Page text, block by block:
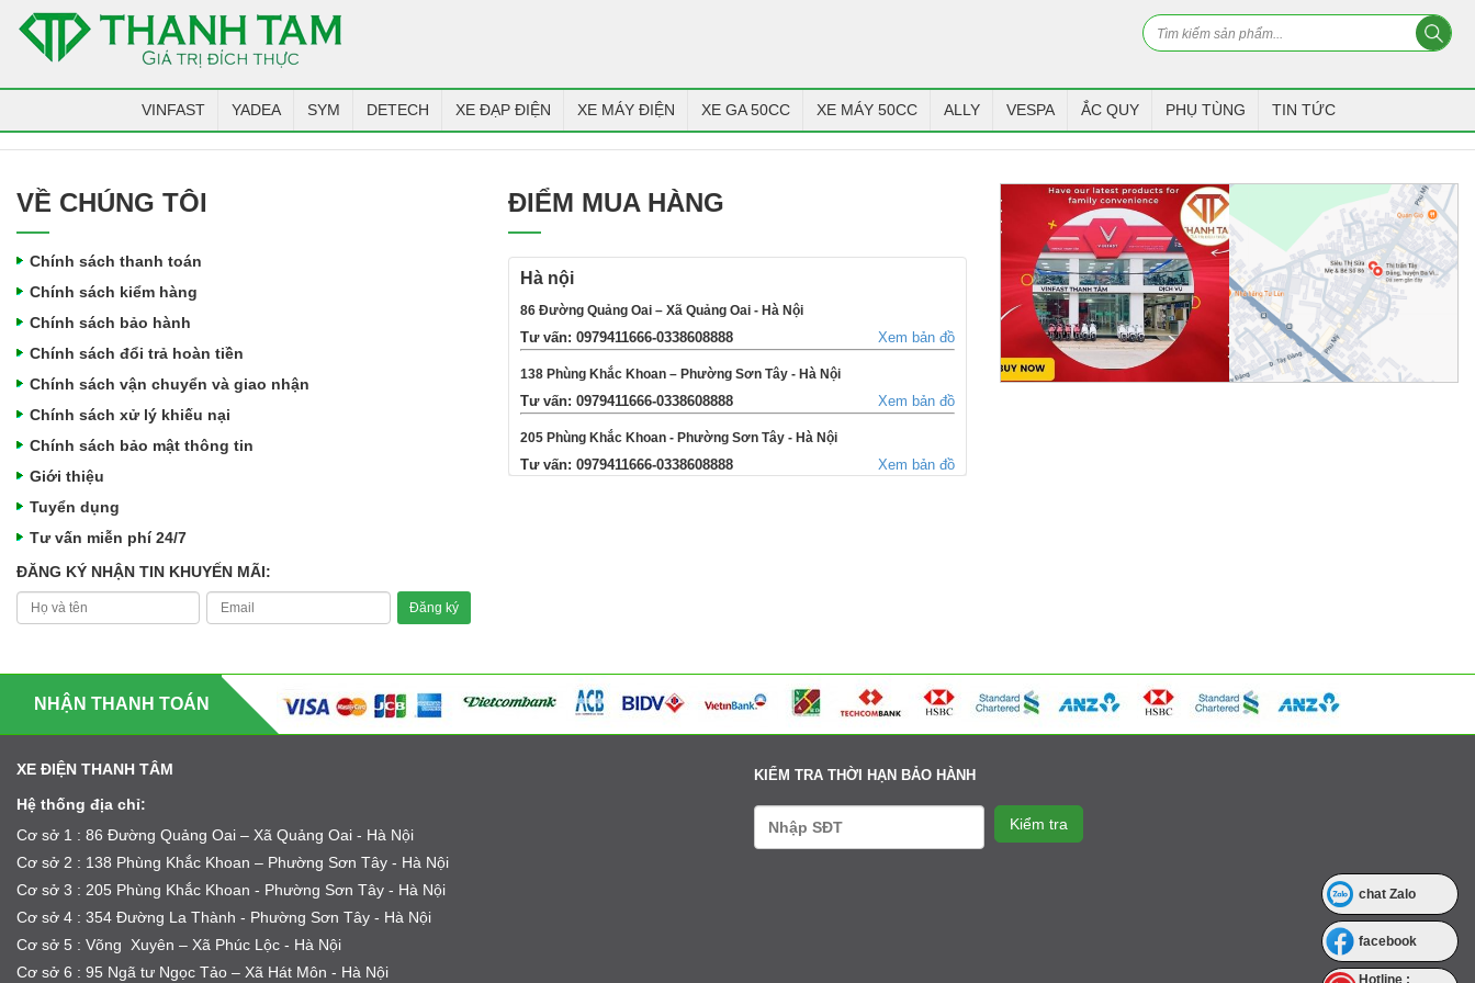
VINFAST YADEA SYM DETECH XE ĐẠP ĐIỆN XE MÁY ĐIỆN XE GA 50CC XE MÁY 50CC ALLY VESPA ẮC QUY PHỤ TÙNG TIN TỨC
VỀ CHÚNG TÔI
Chính sách thanh toán
Chính sách kiểm hàng
Chính sách bảo hành
Chính sách đổi trả hoàn tiền
Chính sách vận chuyển và giao nhận
Chính sách xử lý khiếu nại
Chính sách bảo mật thông tin
Giới thiệu
Tuyển dụng
Tư vấn miễn phí 24/7
ĐĂNG KÝ NHẬN TIN KHUYẾN MÃI:
ĐIỂM MUA HÀNG
Hà nội
86 Đường Quảng Oai – Xã Quảng Oai - Hà Nội
Tư vấn: 0979411666-0338608888 Xem bản đồ
138 Phùng Khắc Khoan – Phường Sơn Tây - Hà Nội
Tư vấn: 0979411666-0338608888 Xem bản đồ
205 Phùng Khắc Khoan - Phường Sơn Tây - Hà Nội
Tư vấn: 0979411666-0338608888 Xem bản đồ
Cụm 6 - Thị Trấn Liên Quan - Thạch Thất - Hà Nội
Tư vấn: 0979411666-0338608888 Xem bản đồ
NHẬN THANH TOÁN
XE ĐIỆN THANH TÂM
Hệ thống địa chỉ:
Cơ sở 1 : 86 Đường Quảng Oai – Xã Quảng Oai - Hà Nội
Cơ sở 2 : 138 Phùng Khắc Khoan – Phường Sơn Tây - Hà Nội
Cơ sở 3 : 205 Phùng Khắc Khoan - Phường Sơn Tây - Hà Nội
Cơ sở 4 : 354 Đường La Thành - Phường Sơn Tây - Hà Nội
Cơ sở 5 : Võng Xuyên – Xã Phúc Lộc - Hà Nội
Cơ sở 6 : 95 Ngã tư Ngọc Tảo – Xã Hát Môn - Hà Nội
chat Zalo
facebook
Hotline :
KIỂM TRA THỜI HẠN BẢO HÀNH